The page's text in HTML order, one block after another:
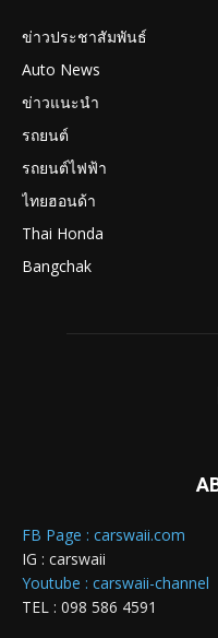
ข่าวประชาสัมพันธ์
Auto News
ข่าวแนะนำ
รถยนต์
รถยนต์ไฟฟ้า
ไทยฮอนด้า
Thai Honda
Bangchak
FB Page : carswaii.com
IG : carswaii
Youtube : carswaii-channel
TEL : 098 586 4591